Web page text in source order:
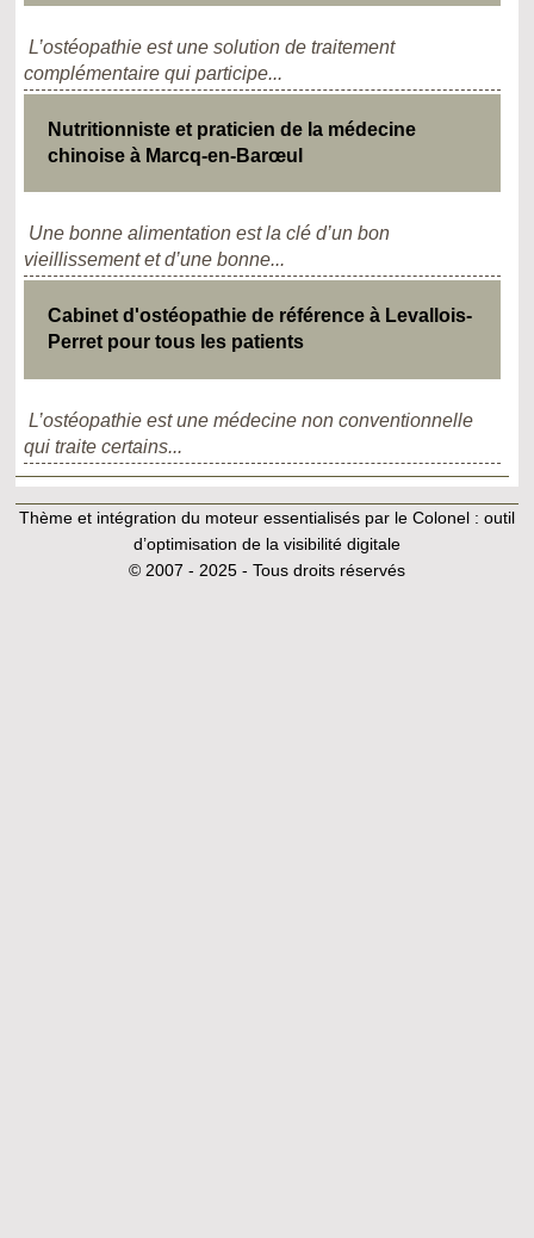
L’ostéopathie est une solution de traitement
complémentaire qui participe...
Nutritionniste et praticien de la médecine
chinoise à Marcq-en-Barœul
Une bonne alimentation est la clé d’un bon
vieillissement et d’une bonne...
Cabinet d'ostéopathie de référence à Levallois-
Perret pour tous les patients
L’ostéopathie est une médecine non conventionnelle
qui traite certains...
Thème et intégration du moteur essentialisés par le Colonel : outil
d’optimisation de la visibilité digitale
© 2007 - 2025 - Tous droits réservés